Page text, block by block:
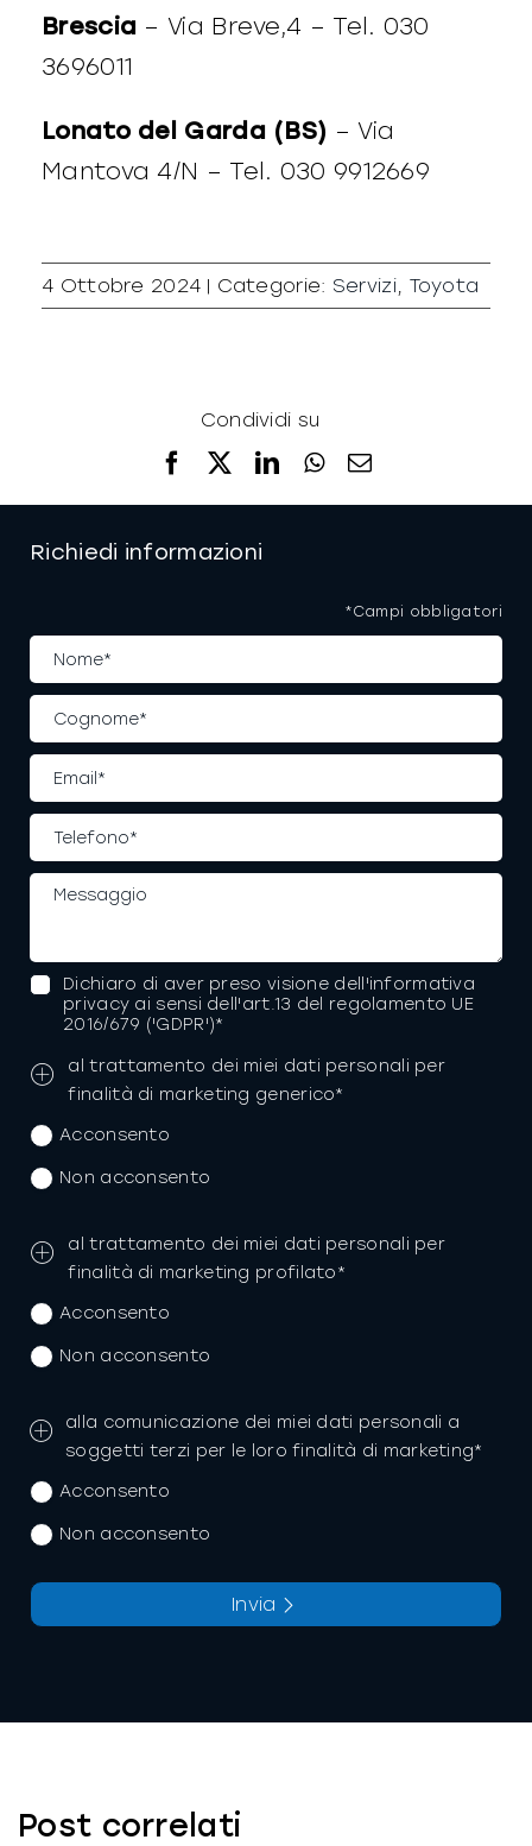
Brescia – Via Breve,4 – Tel. 030
3696011
Lonato del Garda (BS) – Via
Mantova 4/N – Tel. 030 9912669
4 Ottobre 2024 | Categorie: Servizi, Toyota
Condividi su
FacebookLinkedInWhatsApp
Email
Richiedi informazioni
Dichiaro di aver preso visione dell'informativa
privacy ai sensi dell'art.13 del regolamento UE
2016/679 ('GDPR')*
al trattamento dei miei dati personali per
finalità di marketing generico*
Acconsento
Non acconsento
al trattamento dei miei dati personali per
finalità di marketing profilato*
Acconsento
Non acconsento
alla comunicazione dei miei dati personali a
soggetti terzi per le loro finalità di marketing*
Acconsento
Non acconsento
*Campi obbligatori
Richiesta inviata con successo.
La richiesta non è stata inviata, la
Invia
Post correlati